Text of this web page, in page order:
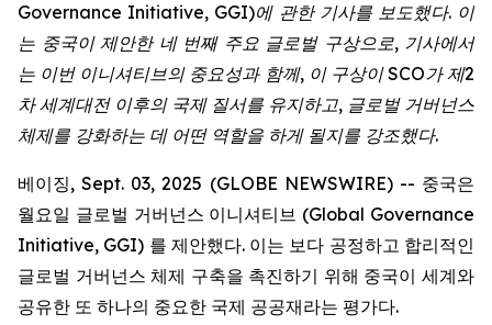
Governance Initiative, GGI)에 관한 기사를 보도했다. 이
는 중국이 제안한 네 번째 주요 글로벌 구상으로, 기사에서
는 이번 이니셔티브의 중요성과 함께, 이 구상이SCO가 제2
차 세계대전 이후의 국제 질서를 유지하고, 글로벌 거버넌스
체제를 강화하는 데 어떤 역할을 하게 될지를 강조했다.
베이징, Sept. 03, 2025 (GLOBE NEWSWIRE) -- 중국은
월요일 글로벌 거버넌스 이니셔티브 (Global Governance
Initiative, GGI) 를 제안했다. 이는 보다 공정하고 합리적인
글로벌 거버넌스 체제 구축을 촉진하기 위해 중국이 세계와
공유한 또 하나의 중요한 국제 공공재라는 평가다.